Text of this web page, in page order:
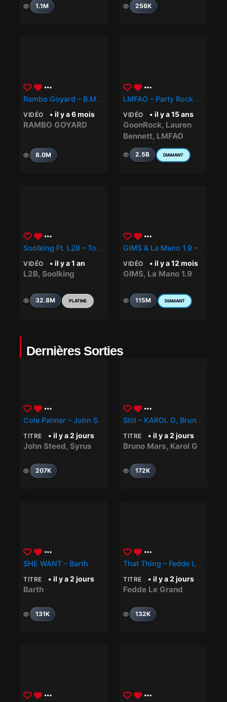
1.1M 256K
Rambo Goyard – B.M.S (by My Side)
VIDÉO • il y a 6 mois
RAMBO GOYARD
8.0M
LMFAO – Party Rock Anthem Ft. Lauren Bennett, GoonRock
VIDÉO • il y a 15 ans
GoonRock, Lauren
Bennett, LMFAO
2.5B DIAMANT
Soolking Ft. L2B – Tour Du Monde
VIDÉO • il y a 1 an
L2B, Soolking
32.8M PLATINE
GIMS & La Mano 1.9 – PARISIENNE
VIDÉO • il y a 12 mois
GIMS, La Mano 1.9
115M DIAMANT
Dernières Sorties
Cole Palmer – John Steed, Syrus
TITRE • il y a 2 jours
John Steed, Syrus
207K
Still – KAROL G, Bruno Mars
TITRE • il y a 2 jours
Bruno Mars, Karol G
172K
SHE WANT – Barth
TITRE • il y a 2 jours
Barth
131K
That Thing – Fedde Le Grand
TITRE • il y a 2 jours
Fedde Le Grand
132K